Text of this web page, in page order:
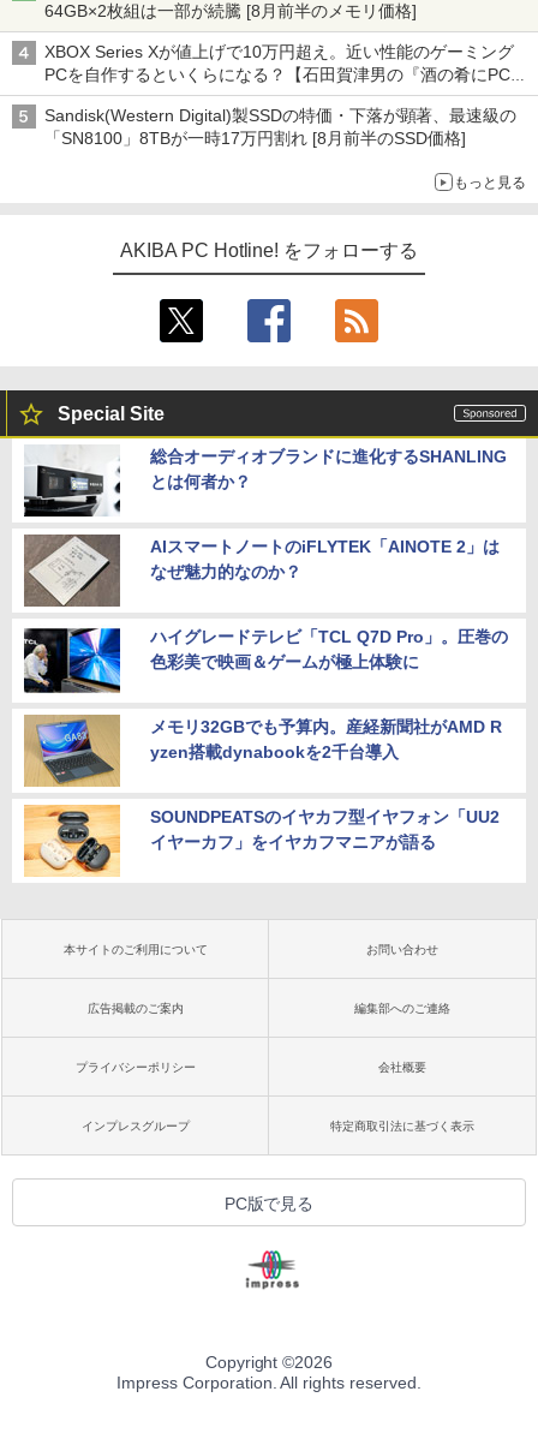
64GB×2枚組は一部が続騰 [8月前半のメモリ価格]
XBOX Series Xが値上げで10万円超え。近い性能のゲーミング
PCを自作するといくらになる？【石田賀津男の『酒の肴にPCゲ
ーム』】
Sandisk(Western Digital)製SSDの特価・下落が顕著、最速級の
「SN8100」8TBが一時17万円割れ [8月前半のSSD価格]
もっと見る
AKIBA PC Hotline! をフォローする
Special Site
総合オーディオブランドに進化するSHANLING
とは何者か？
AIスマートノートのiFLYTEK「AINOTE 2」は
なぜ魅力的なのか？
ハイグレードテレビ「TCL Q7D Pro」。圧巻の
色彩美で映画＆ゲームが極上体験に
メモリ32GBでも予算内。産経新聞社がAMD R
yzen搭載dynabookを2千台導入
SOUNDPEATSのイヤカフ型イヤフォン「UU2
イヤーカフ」をイヤカフマニアが語る
本サイトのご利用について お問い合わせ
広告掲載のご案内 編集部へのご連絡
プライバシーポリシー 会社概要
インプレスグループ 特定商取引法に基づく表示
PC版で見る
Copyright ©2026
Impress Corporation. All rights reserved.